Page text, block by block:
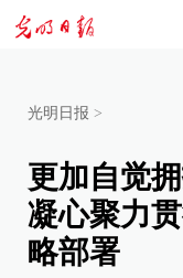
光明日报 >
更加自觉
凝心聚力
略部署